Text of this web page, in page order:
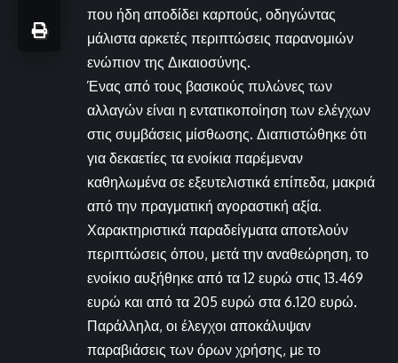
που ήδη αποδίδει καρπούς, οδηγώντας
μάλιστα αρκετές περιπτώσεις παρανομιών
ενώπιον της Δικαιοσύνης.
Ένας από τους βασικούς πυλώνες των
αλλαγών είναι η εντατικοποίηση των ελέγχων
στις συμβάσεις μίσθωσης. Διαπιστώθηκε ότι
για δεκαετίες τα ενοίκια παρέμεναν
καθηλωμένα σε εξευτελιστικά επίπεδα, μακριά
από την πραγματική αγοραστική αξία.
Χαρακτηριστικά παραδείγματα αποτελούν
περιπτώσεις όπου, μετά την αναθεώρηση, το
ενοίκιο αυξήθηκε από τα 12 ευρώ στις 13.469
ευρώ και από τα 205 ευρώ στα 6.120 ευρώ.
Παράλληλα, οι έλεγχοι αποκάλυψαν
παραβιάσεις των όρων χρήσης, με το